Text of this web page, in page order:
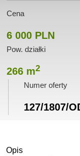
Cena
6 000 PLN
Pow. działki
266 m2
Numer oferty
127/1807/
Opis